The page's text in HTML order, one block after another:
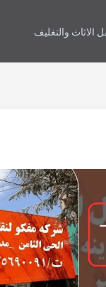
الاثاث والتغليف